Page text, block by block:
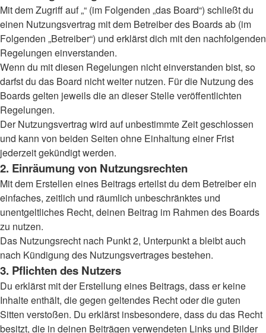
Mit dem Zugriff auf „“ (im Folgenden „das Board“) schließt du
einen Nutzungsvertrag mit dem Betreiber des Boards ab (im
Folgenden „Betreiber“) und erklärst dich mit den nachfolgenden
Regelungen einverstanden.
Wenn du mit diesen Regelungen nicht einverstanden bist, so
darfst du das Board nicht weiter nutzen. Für die Nutzung des
Boards gelten jeweils die an dieser Stelle veröffentlichten
Regelungen.
Der Nutzungsvertrag wird auf unbestimmte Zeit geschlossen
und kann von beiden Seiten ohne Einhaltung einer Frist
jederzeit gekündigt werden.
2. Einräumung von Nutzungsrechten
Mit dem Erstellen eines Beitrags erteilst du dem Betreiber ein
einfaches, zeitlich und räumlich unbeschränktes und
unentgeltliches Recht, deinen Beitrag im Rahmen des Boards
zu nutzen.
Das Nutzungsrecht nach Punkt 2, Unterpunkt a bleibt auch
nach Kündigung des Nutzungsvertrages bestehen.
3. Pflichten des Nutzers
Du erklärst mit der Erstellung eines Beitrags, dass er keine
Inhalte enthält, die gegen geltendes Recht oder die guten
Sitten verstoßen. Du erklärst insbesondere, dass du das Recht
besitzt, die in deinen Beiträgen verwendeten Links und Bilder